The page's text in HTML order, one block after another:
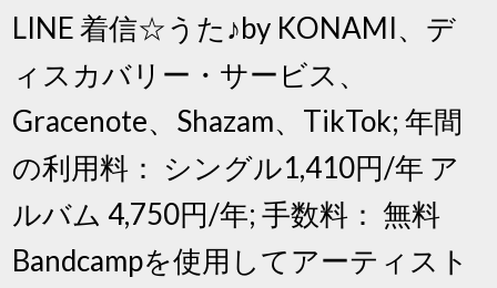
LINE 着信☆うた♪by KONAMI、デ
ィスカバリー・サービス、
Gracenote、Shazam、TikTok; 年間
の利用料： シングル1,410円/年 ア
ルバム 4,750円/年; 手数料： 無料
Bandcampを使用してアーティスト